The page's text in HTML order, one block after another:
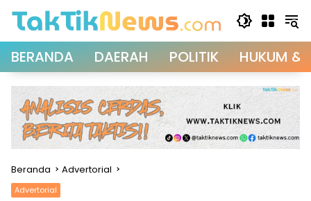
BERANDA DAERAH POLITIK HUKUM &
Beranda Advertorial
Advertorial